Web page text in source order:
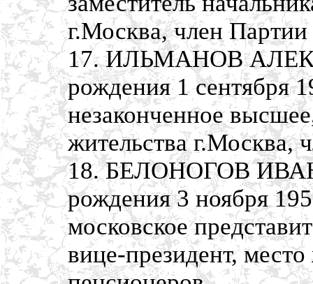
г.Москва, член
17. ИЛЬМАНОВ
рождения 1 сентября
незаконченное
жительства г.Москва,
18. БЕЛОНОГОВ
рождения 3 ноября
московское
вице-президент,